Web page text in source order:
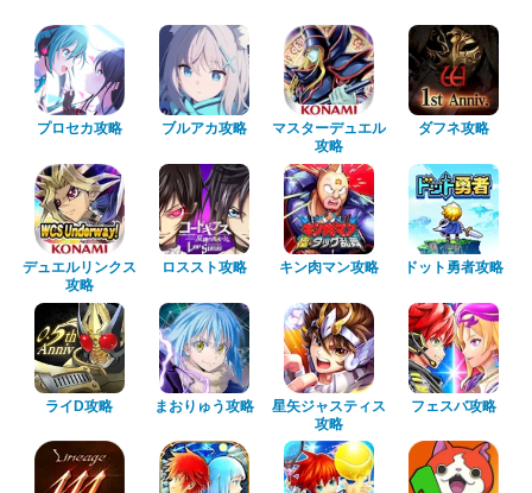
プロセカ攻略 ブルアカ攻略
マスターデュエル
攻略
ダフネ攻略
デュエルリンクス
攻略
ロススト攻略 キン肉マン攻略 ドット勇者攻略
ライD攻略 まおりゅう攻略
星矢ジャスティス
攻略
フェスバ攻略